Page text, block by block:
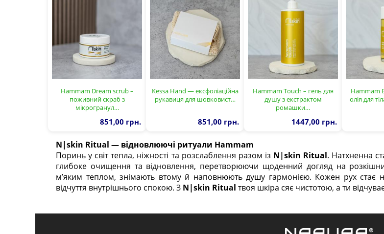
Hammam Dream scrub –
поживний скраб з
мікрогранул…
851,00 грн.
Kessa Hand — ексфоліаційна
рукавиця для шовковист…
851,00 грн.
Hammam Touch – гель для
душу з екстрактом
ромашки…
1447,00 грн.
Hammam
олія для
N|skin Ritual — відновлюючі ритуали Hammam
Поринь у світ тепла, ніжності та розслаблення разом із N|skin Ritual. Натхненна
глибоке очищення та відновлення, перетворюючи щоденний догляд на
м’яким теплом, знімають втому й наповнюють душу гармонією. Кожен рух стає
відчуття внутрішнього спокою. З N|skin Ritual твоя шкіра сяє чистотою, а ти